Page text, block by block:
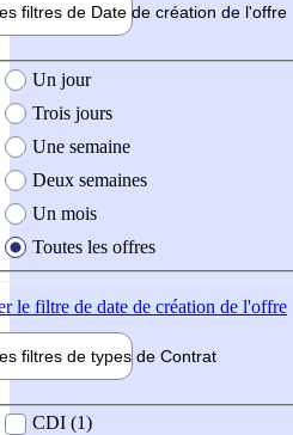
filtres de Date de création de l'offre
création de l'offre
Un jour
Trois jours
Une semaine
Deux semaines
Un mois
Toutes les offres
le filtre de date de création de l'offre
filtres de types de Contrat
contrat
CDI (1)